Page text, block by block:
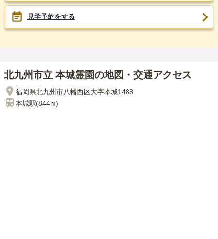
見学予約をする
北九州市立 本城霊園の地図・交通アクセス
福岡県北九州市八幡西区大字本城1488
本城駅(844m)